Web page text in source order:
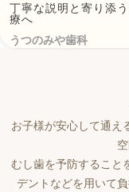
丁寧な説明と寄り添
療へ
うつのみや歯科
お子様が安心して通え
むし歯を予防すること
デントなどを用いて